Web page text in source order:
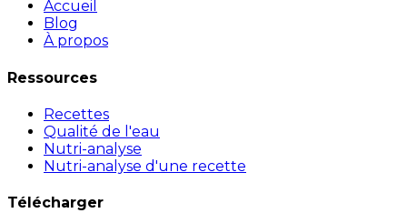
Accueil
Blog
À propos
Ressources
Recettes
Qualité de l'eau
Nutri-analyse
Nutri-analyse d'une recette
Télécharger